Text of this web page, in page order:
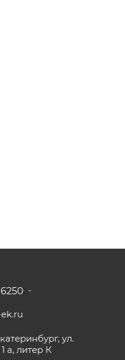
ул.
а, литер К